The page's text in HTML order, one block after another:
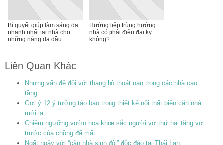
Bí quyết giúp làm sáng da
nhanh nhất tại nhà cho
những nàng da dầu
Hướng bếp trùng hướng
nhà có phải điều đại kỵ
không?
Liên Quan Khác
Nhưng vấn đề đối với thang bộ thoát nạn trong các nhà cao
tầng
Gợi ý 12 ý tưởng táo bạo trong thiết kế nội thất biến căn nhà
mới lạ
Chiêm ngưỡng vườn hoa khoe sắc người vợ thứ hai tặng vợ
trước của chồng đã mất
Ngất ngây với “căn nhà sinh đôi” độc đáo tại Thái Lan